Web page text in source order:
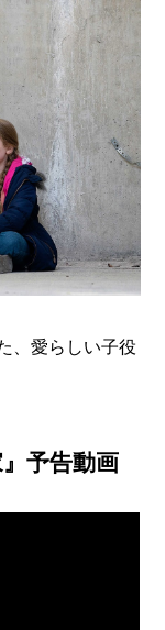
、愛らしい子役
予告動画